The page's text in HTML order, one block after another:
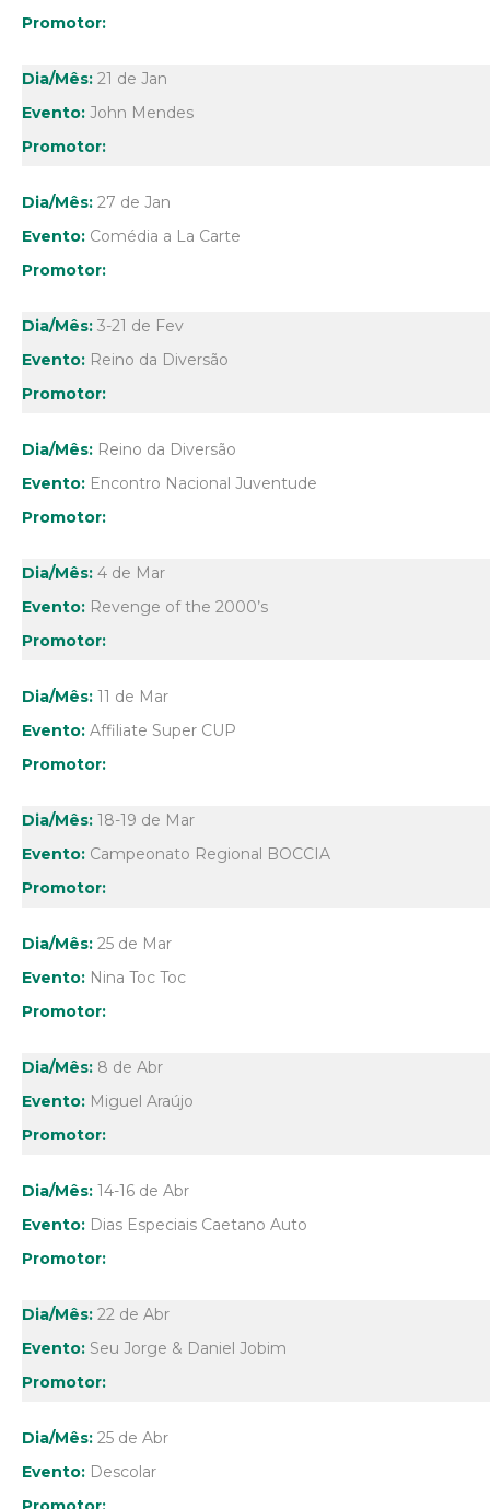
21 de Jan
John Mendes
27 de Jan
Comédia a La Carte
3-21 de Fev
Reino da Diversão
Reino da Diversão
Encontro Nacional Juventude
4 de Mar
Revenge of the 2000’s
11 de Mar
Affiliate Super CUP
18-19 de Mar
Campeonato Regional BOCCIA
25 de Mar
Nina Toc Toc
8 de Abr
Miguel Araújo
14-16 de Abr
Dias Especiais Caetano Auto
22 de Abr
Seu Jorge & Daniel Jobim
25 de Abr
Descolar